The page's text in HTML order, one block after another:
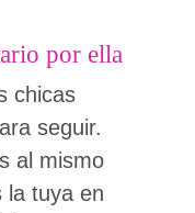
por ella
chicas
seguir.
al mismo
la tuya en